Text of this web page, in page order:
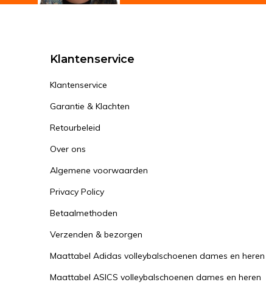
Klantenservice
Klantenservice
Garantie & Klachten
Retourbeleid
Over ons
Algemene voorwaarden
Privacy Policy
Betaalmethoden
Verzenden & bezorgen
Maattabel Adidas volleybalschoenen dames en heren
Maattabel ASICS volleybalschoenen dames en heren